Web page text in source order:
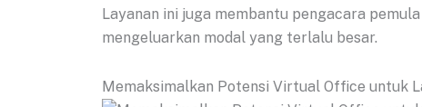
Layanan ini juga membantu pengacara
mengeluarkan modal yang terlalu besar.
Memaksimalkan Potensi Virtual Office untuk